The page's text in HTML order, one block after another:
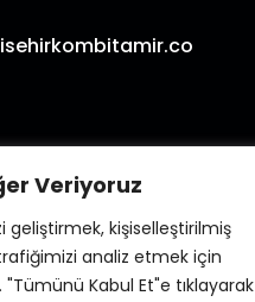
Veriyoruz
kişiselleştirilmiş
analiz etmek için
"Tümünü Kabul Et"e tıklayarak